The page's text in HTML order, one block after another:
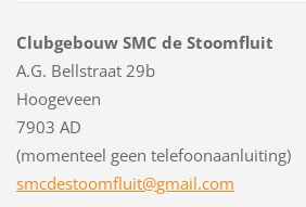
Clubgebouw SMC de Stoomfluit
A.G. Bellstraat 29b
Hoogeveen
7903 AD
(momenteel geen telefoonaanluiting)
smcdestoomfluit@gmail.com